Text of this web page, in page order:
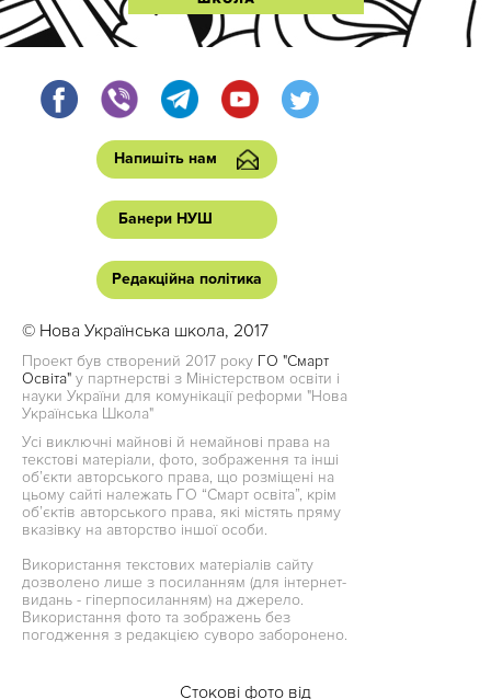
Напишіть нам
Банери НУШ
Редакційна політика
© Нова Українська школа, 2017
Проект був створений 2017 року ГО "Смарт
Освіта" у партнерстві з Міністерством освіти і
науки України для комунікації реформи "Нова
Українська Школа"
Усі виключні майнові й немайнові права на
текстові матеріали, фото, зображення та інші
об’єкти авторського права, що розміщені на
цьому сайті належать ГО “Смарт освіта”, крім
об’єктів авторського права, які містять пряму
вказівку на авторство іншої особи.
Використання текстових матеріалів сайту
дозволено лише з посиланням (для інтернет-
видань - гіперпосиланням) на джерело.
Використання фото та зображень без
погодження з редакцією суворо заборонено.
Стокові фото від